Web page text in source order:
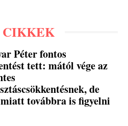
CIKKEK
Péter fontos
tett: mától vége az
de
továbbra is figyelni